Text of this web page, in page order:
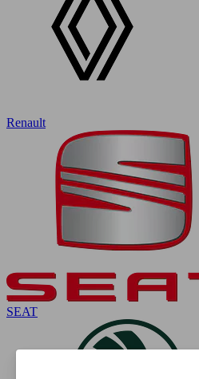
Renault
SEAT